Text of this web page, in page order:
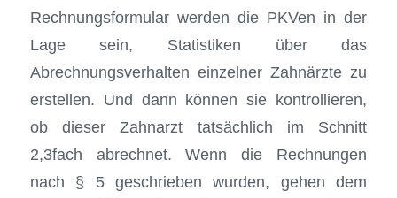
Rechnungsformular werden die PKVen in der
Lage sein, Statistiken über das
Abrechnungsverhalten einzelner Zahnärzte zu
erstellen. Und dann können sie kontrollieren,
ob dieser Zahnarzt tatsächlich im Schnitt
2,3fach abrechnet. Wenn die Rechnungen
nach § 5 geschrieben wurden, gehen dem